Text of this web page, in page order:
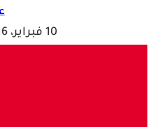
10 فبراير، 2016